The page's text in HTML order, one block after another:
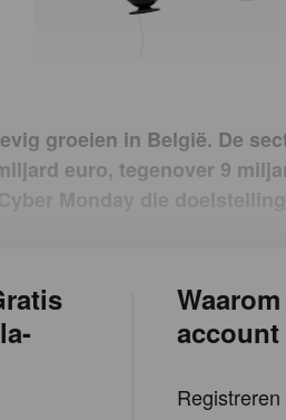
groeien in België. De
euro, tegenover 9
Monday die
account